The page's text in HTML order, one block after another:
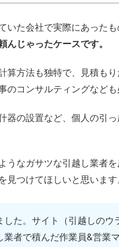
いた会社で実際にあったも
んじゃったケースです。
算方法も独特で、見積も
のコンサルティングなども
器の設置など、個人の引
うなガサツな引越し業者
見つけてほしいと思います
した。サイト（引越しのウ
業者で積んだ作業員&営業